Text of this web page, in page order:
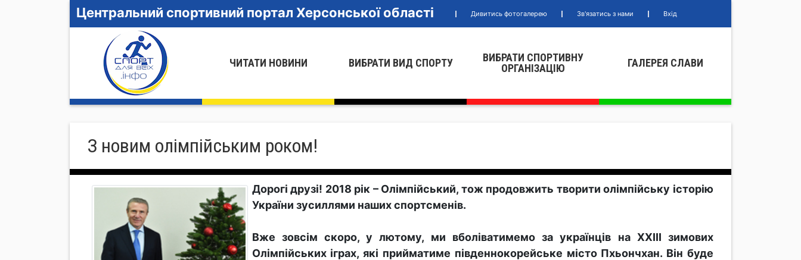
Центральний спортивний портал Херсонської області Дивитись фотогалерею Зв'язатись з нами Вхід
ЧИТАТИ НОВИНИ ВИБРАТИ ВИД СПОРТУ
ВИБРАТИ СПОРТИВНУ
ОРГАНIЗАЦIЮ
ГАЛЕРЕЯ СЛАВИ
З новим олімпійським роком!
Дорогі друзі! 2018 рік – Олімпійський, тож продовжить творити олімпійську історію
України зусиллями наших спортсменів.
Вже зовсім скоро, у лютому, ми вболіватимемо за українців на XXIII зимових
Олімпійських іграх, які прийматиме південнокорейське місто Пхьончхан. Він буде